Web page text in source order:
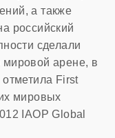
а также
российский
сделали
арене, в
отметила First
мировых
IAOP Global